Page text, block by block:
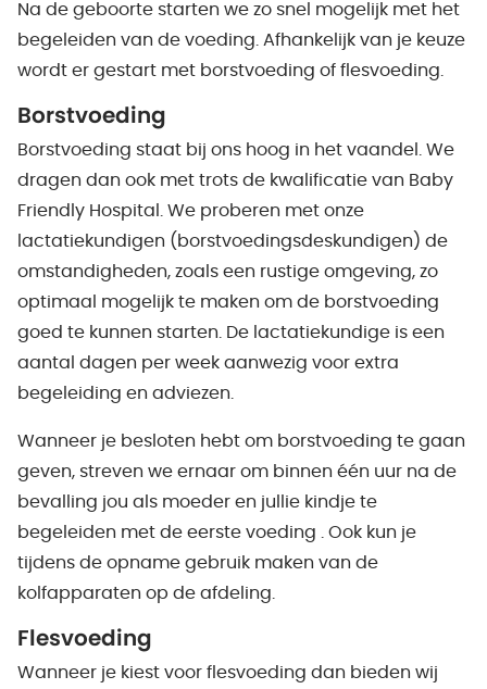
Na de geboorte starten we zo snel mogelijk met het
begeleiden van de voeding. Afhankelijk van je keuze
wordt er gestart met borstvoeding of flesvoeding.
Borstvoeding
Borstvoeding staat bij ons hoog in het vaandel. We
dragen dan ook met trots de kwalificatie van Baby
Friendly Hospital. We proberen met onze
lactatiekundigen (borstvoedingsdeskundigen) de
omstandigheden, zoals een rustige omgeving, zo
optimaal mogelijk te maken om de borstvoeding
goed te kunnen starten. De lactatiekundige is een
aantal dagen per week aanwezig voor extra
begeleiding en adviezen.
Wanneer je besloten hebt om borstvoeding te gaan
geven, streven we ernaar om binnen één uur na de
bevalling jou als moeder en jullie kindje te
begeleiden met de eerste voeding . Ook kun je
tijdens de opname gebruik maken van de
kolfapparaten op de afdeling.
Flesvoeding
Wanneer je kiest voor flesvoeding dan bieden wij